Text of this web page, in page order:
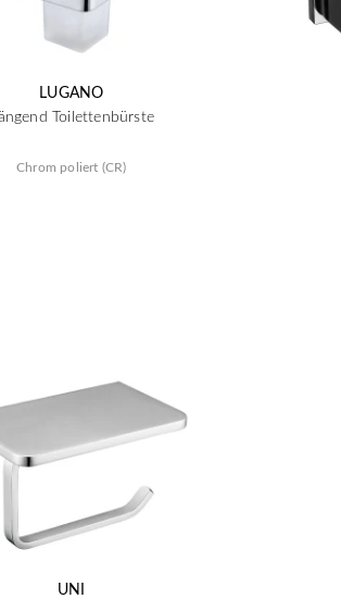
LUGANO
Toilettenbürste
Chrom poliert (CR)
UNI